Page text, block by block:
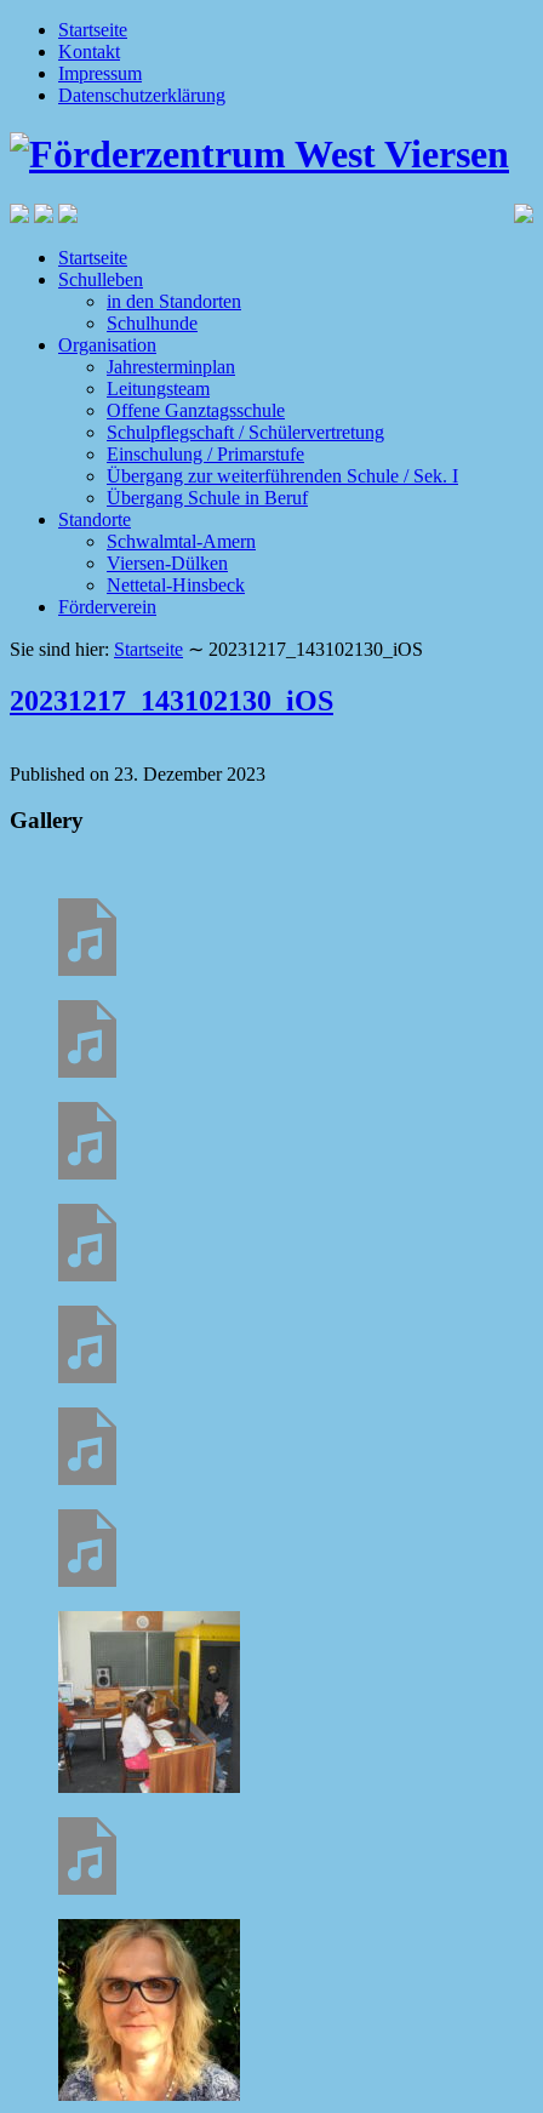
Startseite
Kontakt
Impressum
Datenschutzerklärung
Startseite
Schulleben
in den Standorten
Schulhunde
Organisation
Jahresterminplan
Leitungsteam
Offene Ganztagsschule
Schulpflegschaft / Schülervertretung
Einschulung / Primarstufe
Übergang zur weiterführenden Schule / Sek. I
Übergang Schule in Beruf
Standorte
Schwalmtal-Amern
Viersen-Dülken
Nettetal-Hinsbeck
Förderverein
Sie sind hier: Startseite ∼ 20231217_143102130_iOS
20231217_143102130_iOS
Published on 23. Dezember 2023
Gallery